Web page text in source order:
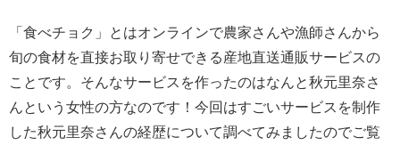
「食べチョク」とはオンラインで農家さんや漁師さんから
旬の食材を直接お取り寄せできる産地直送通販サービスの
ことです。そんなサービスを作ったのはなんと秋元里奈さ
んという女性の方なのです！今回はすごいサービスを制作
した秋元里奈さんの経歴について調べてみましたのでご覧